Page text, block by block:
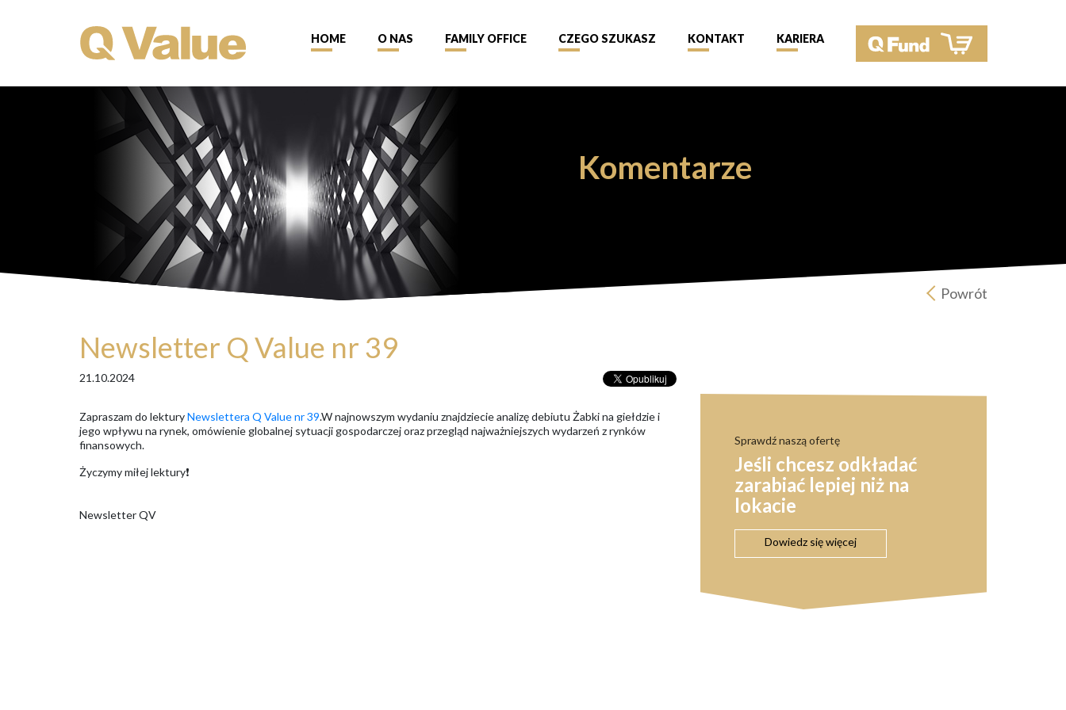
HOME O NAS FAMILY OFFICE CZEGO SZUKASZ KONTAKT KARIERA
Komentarze
Powrót
Newsletter Q Value nr 39
21.10.2024
Zapraszam do lekturyNewslettera Q Value nr 39.W najnowszym wydaniu znajdziecie analizę debiutu Żabki na giełdzie i
jego wpływu na rynek, omówienie globalnej sytuacji gospodarczej oraz przegląd najważniejszych wydarzeń z rynków
finansowych.
Życzymy miłej lektury❗️
Newsletter QV
Sprawdź naszą ofertę
Jeśli chcesz odkładać
zarabiać lepiej niż na
lokacie
Dowiedz się więcej